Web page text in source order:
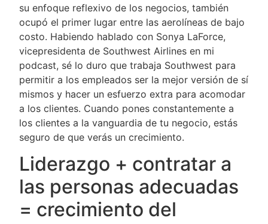
su enfoque reflexivo de los negocios, también
ocupó el primer lugar entre las aerolíneas de bajo
costo. Habiendo hablado con Sonya LaForce,
vicepresidenta de Southwest Airlines en mi
podcast, sé lo duro que trabaja Southwest para
permitir a los empleados ser la mejor versión de sí
mismos y hacer un esfuerzo extra para acomodar
a los clientes. Cuando pones constantemente a
los clientes a la vanguardia de tu negocio, estás
seguro de que verás un crecimiento.
Liderazgo + contratar a
las personas adecuadas
= crecimiento del